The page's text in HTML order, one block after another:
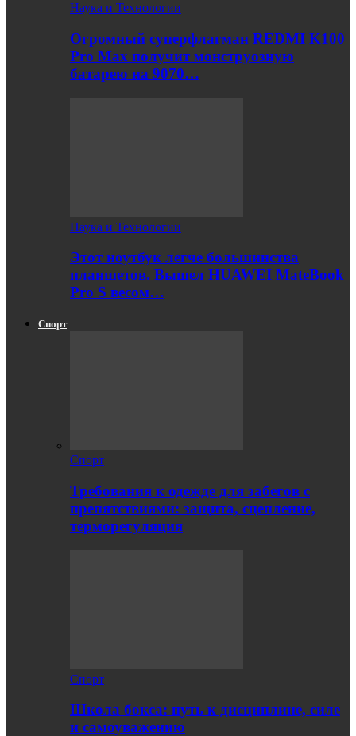
Наука и Технологии
Огромный суперфлагман REDMI K100
Pro Max получит монструозную
батарею на 9070…
Наука и Технологии
Этот ноутбук легче большинства
планшетов. Вышел HUAWEI MateBook
Pro S весом…
Спорт
Спорт
Требования к одежде для забегов с
препятствиями: защита, сцепление,
терморегуляция
Спорт
Школа бокса: путь к дисциплине, силе
и самоуважению